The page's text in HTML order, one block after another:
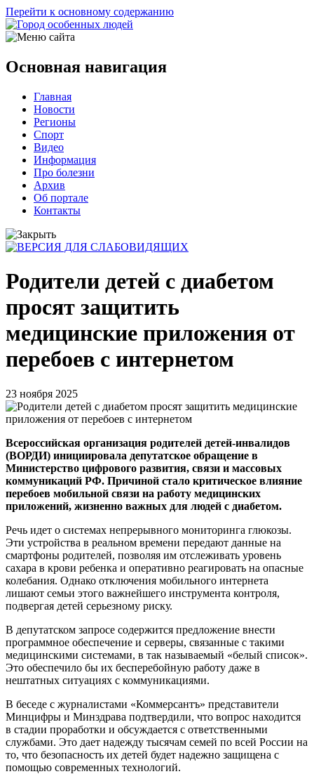
Перейти к основному содержанию
Основная навигация
Главная
Новости
Регионы
Спорт
Видео
Информация
Про болезни
Архив
Об портале
Контакты
Родители детей с диабетом
просят защитить
медицинские приложения от
перебоев с интернетом
23 ноября 2025
Всероссийская организация родителей детей-инвалидов
(ВОРДИ) инициировала депутатское обращение в
Министерство цифрового развития, связи и массовых
коммуникаций РФ. Причиной стало критическое влияние
перебоев мобильной связи на работу медицинских
приложений, жизненно важных для людей с диабетом.
Речь идет о системах непрерывного мониторинга глюкозы.
Эти устройства в реальном времени передают данные на
смартфоны родителей, позволяя им отслеживать уровень
сахара в крови ребенка и оперативно реагировать на опасные
колебания. Однако отключения мобильного интернета
лишают семьи этого важнейшего инструмента контроля,
подвергая детей серьезному риску.
В депутатском запросе содержится предложение внести
программное обеспечение и серверы, связанные с такими
медицинскими системами, в так называемый «белый список».
Это обеспечило бы их бесперебойную работу даже в
нештатных ситуациях с коммуникациями.
В беседе с журналистами «Коммерсантъ» представители
Минцифры и Минздрава подтвердили, что вопрос находится
в стадии проработки и обсуждается с ответственными
службами. Это дает надежду тысячам семей по всей России на
то, что безопасность их детей будет надежно защищена с
помощью современных технологий.